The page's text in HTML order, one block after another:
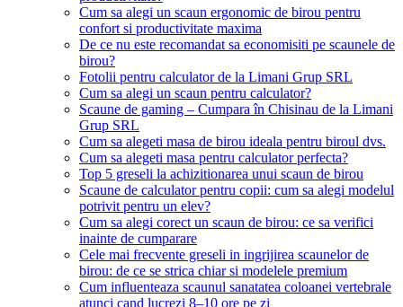
Cum sa alegi un scaun ergonomic de birou pentru
confort si productivitate maxima
De ce nu este recomandat sa economisiti pe scaunele de
birou?
Fotolii pentru calculator de la Limani Grup SRL
Cum sa alegi un scaun pentru calculator?
Scaune de gaming – Cumpara în Chisinau de la Limani
Grup SRL
Cum sa alegeti masa de birou ideala pentru biroul dvs.
Cum sa alegeti masa pentru calculator perfecta?
Top 5 greseli la achizitionarea unui scaun de birou
Scaune de calculator pentru copii: cum sa alegi modelul
potrivit pentru un elev?
Cum sa alegi corect un scaun de birou: ce sa verifici
inainte de cumparare
Cele mai frecvente greseli in ingrijirea scaunelor de
birou: de ce se strica chiar si modelele premium
Cum influenteaza scaunul sanatatea coloanei vertebrale
atunci cand lucrezi 8–10 ore pe zi